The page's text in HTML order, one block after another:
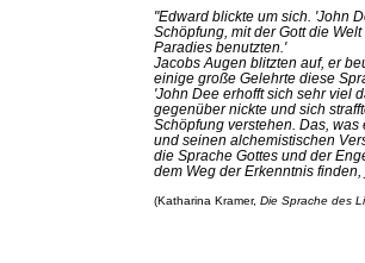
"Edward blickte um sich. 'John
Schöpfung, mit der Gott die
Paradies benutzten.'
Jacobs Augen blitzten auf, er
einige große Gelehrte diese
'John Dee erhofft sich sehr viel
gegenüber nickte und sich
Schöpfung verstehen. Das,
und seinen alchemistischen
die Sprache Gottes und der
dem Weg der Erkenntnis finden,
(Katharina Kramer, Die Sprache des